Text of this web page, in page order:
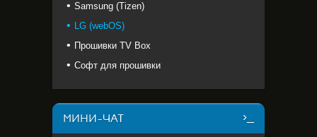
Samsung (Tizen)
LG (webOS)
Прошивки TV Box
Софт для прошивки
МИНИ-ЧАТ